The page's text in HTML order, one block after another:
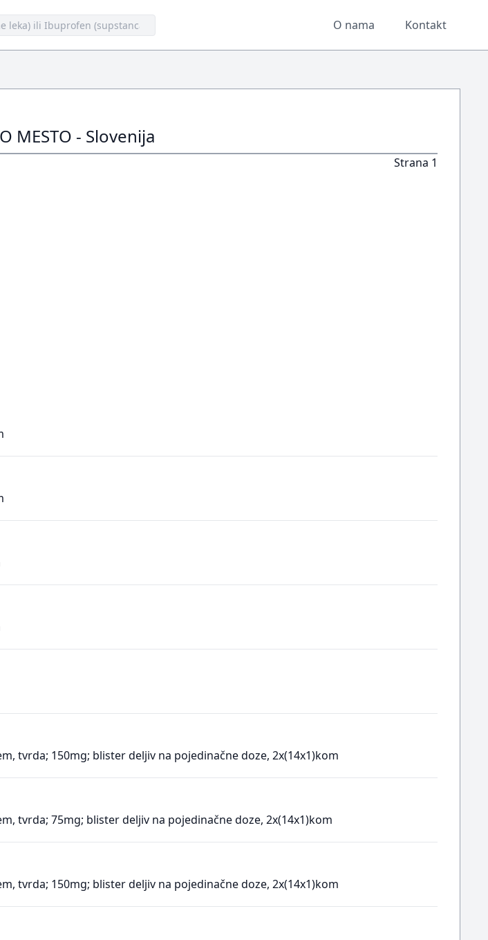
O nama Kontakt
MESTO - Slovenija
Strana 1
tvrda; 150mg; blister deljiv na pojedinačne doze, 2x(14x1)kom
tvrda; 75mg; blister deljiv na pojedinačne doze, 2x(14x1)kom
tvrda; 150mg; blister deljiv na pojedinačne doze, 2x(14x1)kom